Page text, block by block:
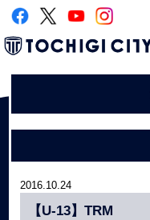
2016.10.24
【U-13】TRM